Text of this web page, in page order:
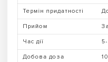
Термін придатності
Прийом
Час дії
Добова доза